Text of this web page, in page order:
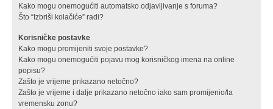
Kako mogu onemogućiti automatsko odjavljivanje s foruma?
Što “Izbriši kolačiće” radi?
Korisničke postavke
Kako mogu promijeniti svoje postavke?
Kako mogu onemogućiti pojavu mog korisničkog imena na online
popisu?
Zašto je vrijeme prikazano netočno?
Zašto je vrijeme i dalje prikazano netočno iako sam promijenio/la
vremensku zonu?